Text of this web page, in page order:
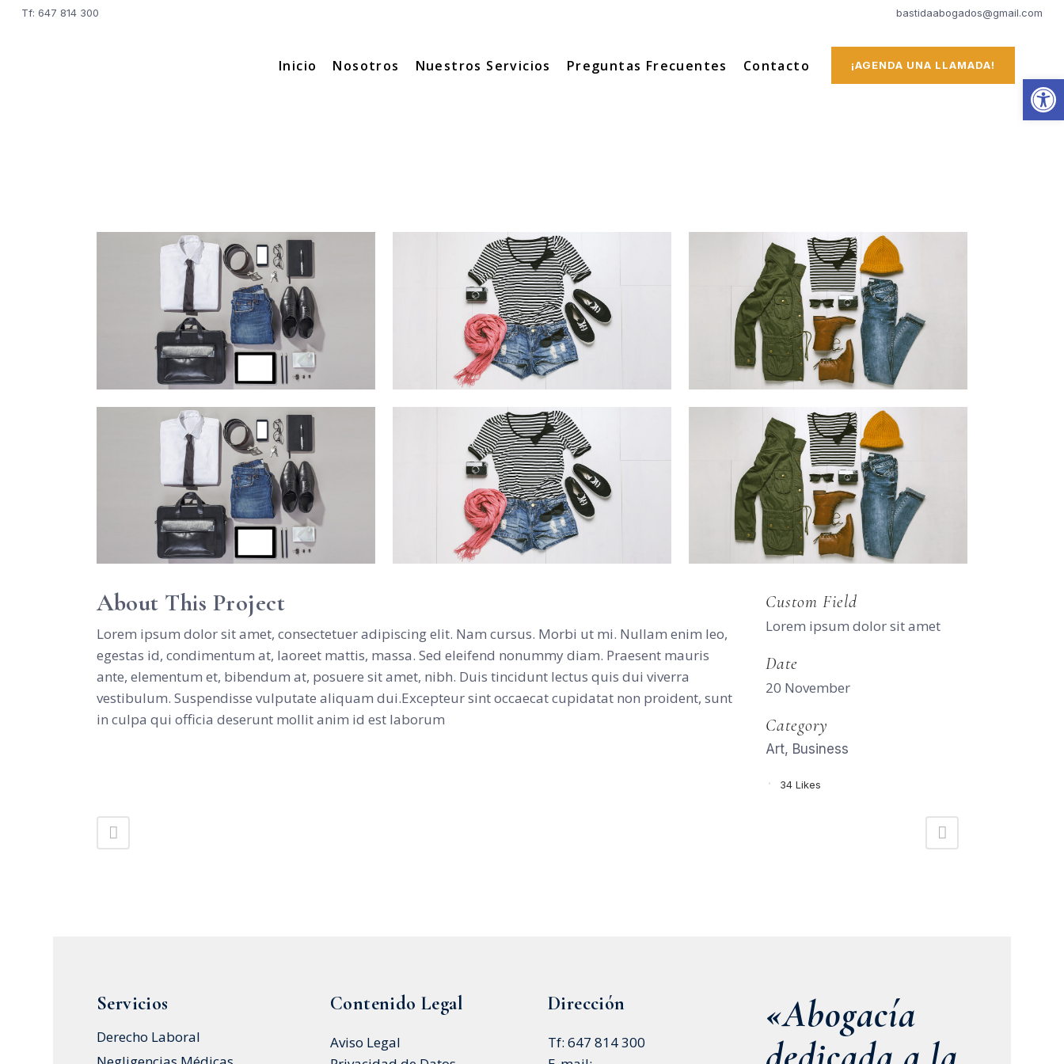
Tf: 647 814 300 bastidaabogados@gmail.com
¡AGENDA UNA LLAMADA!
Inicio Nosotros Nuestros Servicios Preguntas Frecuentes Contacto
About This Project
Lorem ipsum dolor sit amet, consectetuer adipiscing elit. Nam cursus. Morbi ut mi. Nullam enim leo,
egestas id, condimentum at, laoreet mattis, massa. Sed eleifend nonummy diam. Praesent mauris
ante, elementum et, bibendum at, posuere sit amet, nibh. Duis tincidunt lectus quis dui viverra
vestibulum. Suspendisse vulputate aliquam dui.Excepteur sint occaecat cupidatat non proident, sunt
in culpa qui officia deserunt mollit anim id est laborum
Custom Field
Lorem ipsum dolor sit amet
Date
20 November
Category
Art, Business
34 Likes
Servicios
Derecho Laboral
Contenido Legal
Aviso Legal
Dirección
Tf: 647 814 300
«Abogacía
Abrir